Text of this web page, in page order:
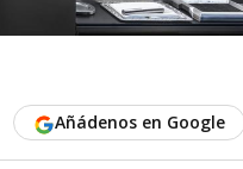
Añádenos en Google